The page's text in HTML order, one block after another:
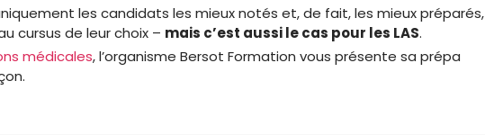
les candidats les mieux notés et, de fait, les mieux préparés,
cursus de leur choix – mais c’est aussi le cas pour les LAS.
médicales, l’organisme Bersot Formation vous présente sa prépa